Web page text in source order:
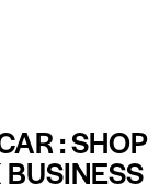
: